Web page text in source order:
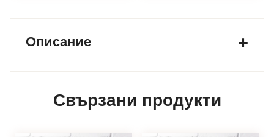
Описание
Свързани продукти